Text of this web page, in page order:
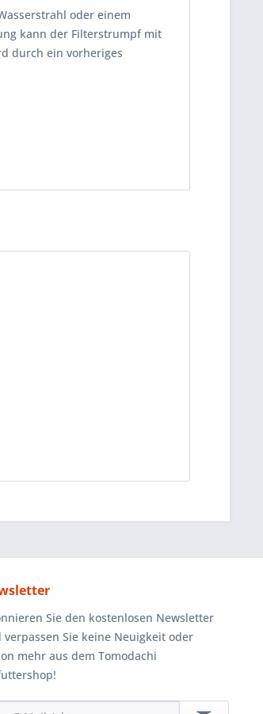
oder einem
kann der Filterstrumpf mit
durch ein vorheriges
Sie den kostenlosen Newsletter
verpassen Sie keine Neuigkeit oder
mehr aus dem Tomodachi